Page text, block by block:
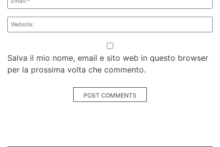
Salva il mio nome, email e sito web in questo browser
per la prossima volta che commento.
POST COMMENTS